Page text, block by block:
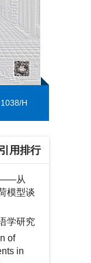
H
引用排行
——从
模型谈
学研究
of
in